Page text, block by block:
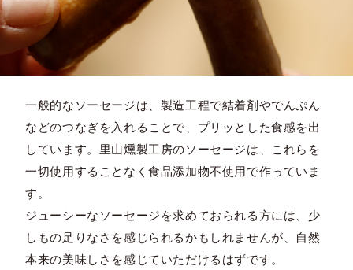
一般的なソーセージは、製造工程で結着剤やでんぷん
などのつなぎを入れることで、プリッとした食感を出
しています。里山燻製工房のソーセージは、これらを
一切使用することなく食品添加物不使用で作っていま
す。
ジューシーなソーセージを求めておられる方には、少
しもの足りなさを感じられるかもしれませんが、自然
本来の美味しさを感じていただけるはずです。